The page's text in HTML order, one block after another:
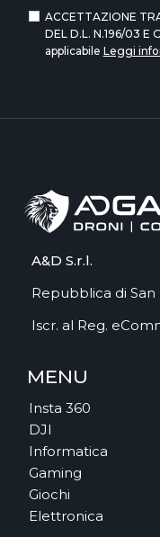
ACCETTAZIONE
DEL D.L. N.196/03 E
applicabile Leggi
A&D S.r.l.
Repubblica di San
Iscr. al Reg.
MENU
Insta 360
DJI
Informatica
Gaming
Giochi
Elettronica